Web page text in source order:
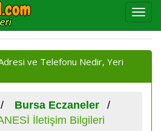
ve Telefonu Nedir, Yeri
Bursa Eczaneler
İletişim Bilgileri